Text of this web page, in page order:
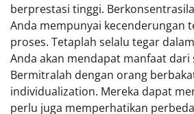
berprestasi tinggi.
Anda mempunyai kecenderungan
proses. Tetaplah selalu tegar
Anda akan mendapat manfaat dari
Bermitralah dengan orang
individualization. Mereka dapat
perlu juga memperhatikan